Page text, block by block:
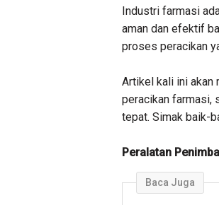
Industri farmasi
aman dan efektif
proses peracikan
Artikel kali ini akan
peracikan farmasi,
tepat. Simak baik-
Peralatan
Baca Juga